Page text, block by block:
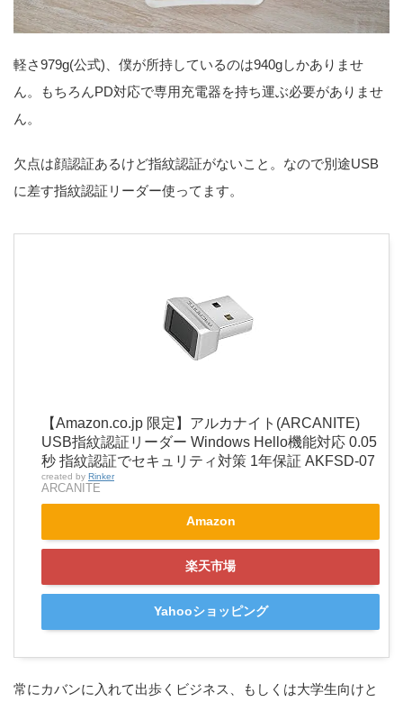
軽さ979g(公式)、僕が所持しているのは940gしかありませ
ん。もちろんPD対応で専用充電器を持ち運ぶ必要がありませ
ん。
欠点は顔認証あるけど指紋認証がないこと。なので別途USB
に差す指紋認証リーダー使ってます。
【Amazon.co.jp 限定】アルカナイト(ARCANITE)
USB指紋認証リーダー Windows Hello機能対応 0.05
秒 指紋認証でセキュリティ対策 1年保証 AKFSD-07
created by Rinker
ARCANITE
Amazon
楽天市場
Yahooショッピング
常にカバンに入れて出歩くビジネス、もしくは大学生向けと